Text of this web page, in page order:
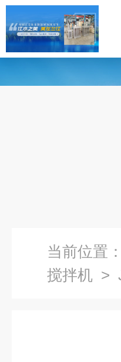
当前位置：
搅拌机 >